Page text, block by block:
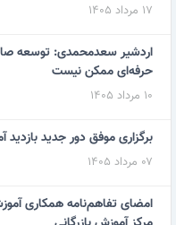
۱۷ مرداد ۱۴۰۵
اردشیر سعدمحمدی: توسعه
حرفه‌ای ممکن نیست
۱۰ مرداد ۱۴۰۵
برگزاری موفق دور جدید
۰۷ مرداد ۱۴۰۵
امضای تفاهم‌نامه همکاری